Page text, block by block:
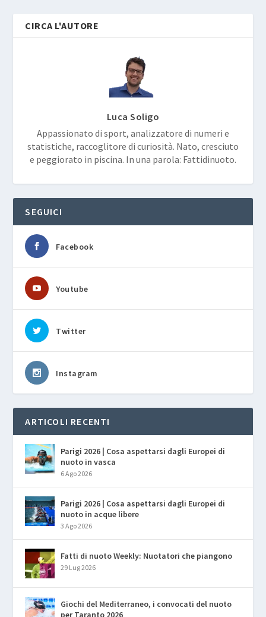
CIRCA L'AUTORE
Luca Soligo
Appassionato di sport, analizzatore di numeri e
statistiche, raccoglitore di curiosità. Nato, cresciuto
e peggiorato in piscina. In una parola: Fattidinuoto.
SEGUICI
Facebook
Youtube
Twitter
Instagram
ARTICOLI RECENTI
Parigi 2026 | Cosa aspettarsi dagli Europei di
nuoto in vasca
6 Ago 2026
Parigi 2026 | Cosa aspettarsi dagli Europei di
nuoto in acque libere
3 Ago 2026
Fatti di nuoto Weekly: Nuotatori che piangono
29 Lug 2026
Giochi del Mediterraneo, i convocati del nuoto
per Taranto 2026